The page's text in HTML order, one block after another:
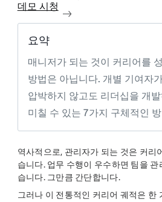
데모 시청
요약
매니저가 되는 것이 커리어를
방법은 아닙니다. 개별 기여자
압박하지 않고도 리더십을 개
미칠 수 있는 7가지 구체적인
역사적으로, 관리자가 되는 것은 커리
습니다. 업무 수행이 우수하면 팀을
습니다. 그만큼 간단합니다.
그러나 이 전통적인 커리어 궤적은 한